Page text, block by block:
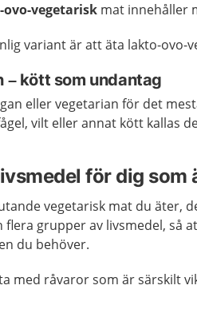
ovo-vegetarisk mat innehåller
variant är att äta lakto-ovo-
– kött som undantag
eller vegetarian för det
vilt eller annat kött kallas
för dig som
vegetarisk mat du äter,
flera grupper av livsmedel, så
du behöver.
med råvaror som är särskilt